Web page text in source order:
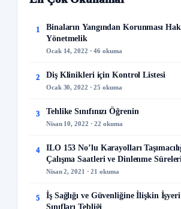
1
Binaların Yangından Korunması
Yönetmelik
Ocak 14, 2022 · 46 okuma
2 Diş Klinikleri için Kontrol Listesi
Ocak 30, 2022 · 25 okuma
3 Tehlike Sınıfınızı Öğrenin
Nisan 10, 2022 · 22 okuma
4
ILO 153 No’lu Karayolları
Çalışma Saatleri ve Dinlenme
Sözleşme
Nisan 2, 2021 · 21 okuma
5
İş Sağlığı ve Güvenliğine İlişkin
Sınıfları Tebliği